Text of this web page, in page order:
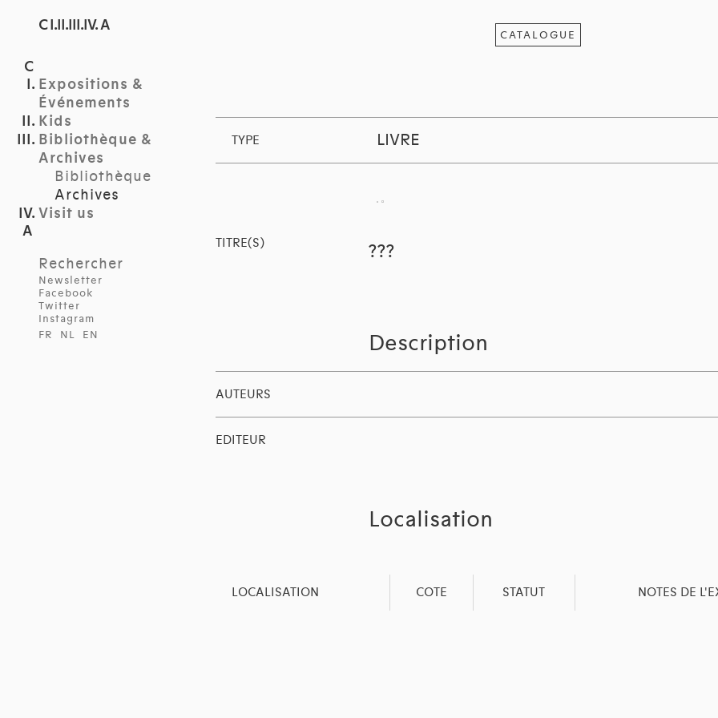
C I.II.III.IV. A
Expositions &
Événements
Kids
Bibliothèque &
Archives
Bibliothèque
Archives
Visit us
Rechercher
Newsletter
Facebook
Twitter
Instagram
FR
NL EN
CATALOGUE
TYPE LIVRE
TITRE(S) ???
Description
AUTEURS
EDITEUR
Localisation
LOCALISATION COTE STATUT NOTES DE